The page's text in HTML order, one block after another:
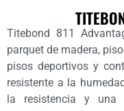
Titebond 811
parquet de madera,
pisos deportivos y
resistente a la
la resistencia y una